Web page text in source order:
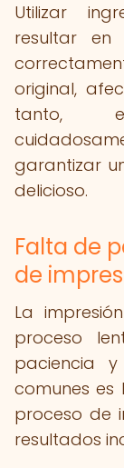
Utilizar
resultar en
original,
tanto,
garantizar
delicioso.
Falta de
de
La
proceso
paciencia
comunes
proceso de
resultados